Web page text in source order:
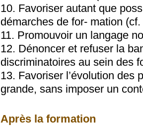
10. Favoriser autant que
démarches de for- mation
11. Promouvoir un langage
12. Dénoncer et refuser la
discriminatoires au sein des
13. Favoriser l’évolution des
grande, sans imposer un
Après la formation